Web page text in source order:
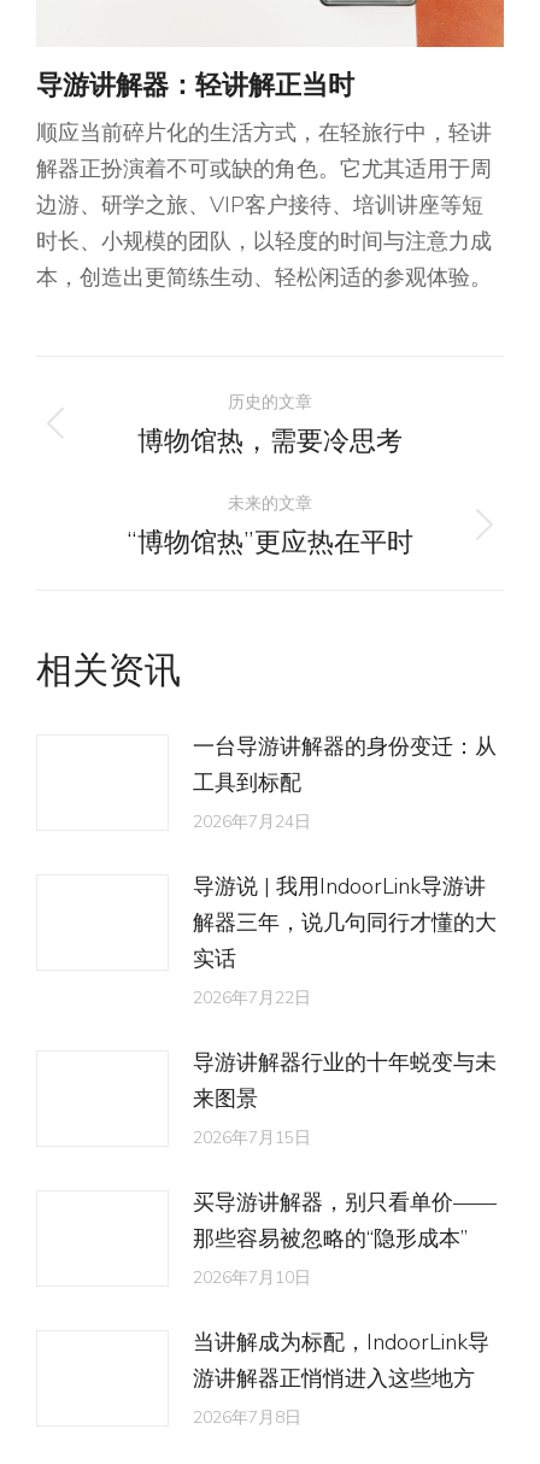
导游讲解器：轻讲解正当时
顺应当前碎片化的生活方式，在轻旅行中，轻讲
解器正扮演着不可或缺的角色。它尤其适用于周
边游、研学之旅、VIP客户接待、培训讲座等短
时长、小规模的团队，以轻度的时间与注意力成
本，创造出更简练生动、轻松闲适的参观体验。
文
章
历史的文章
历
的
文
博物馆热，需要冷思考
未来的文章
未
“博物馆热”更应热在平时
相关资讯
一台导游讲解器的身份变迁：从
工具到标配
2026年7月24日
导游说 | 我用IndoorLink导游讲
解器三年，说几句同行才懂的大
实话
2026年7月22日
导游讲解器行业的十年蜕变与未
来图景
2026年7月15日
买导游讲解器，别只看单价——
那些容易被忽略的“隐形成本”
2026年7月10日
当讲解成为标配，IndoorLink导
游讲解器正悄悄进入这些地方
2026年7月8日